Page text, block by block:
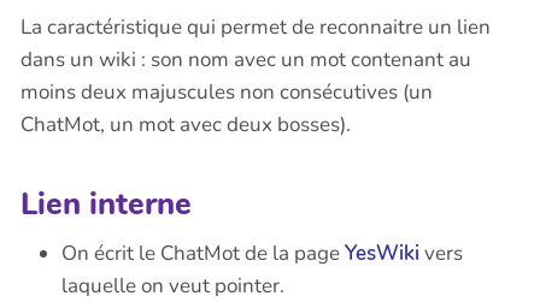
La caractéristique qui permet de reconnaitre un lien
dans un wiki : son nom avec un mot contenant au
moins deux majuscules non consécutives (un
ChatMot, un mot avec deux bosses).
Lien interne
On écrit le ChatMot de la pageYesWiki vers
laquelle on veut pointer.